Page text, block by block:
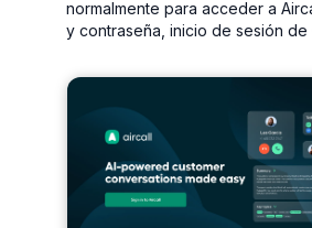
normalmente para acceder a
y contraseña, inicio de sesión de